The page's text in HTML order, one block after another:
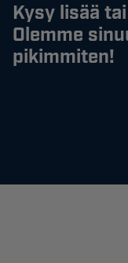
Kysy lisää
Olemme
pikimmiten!